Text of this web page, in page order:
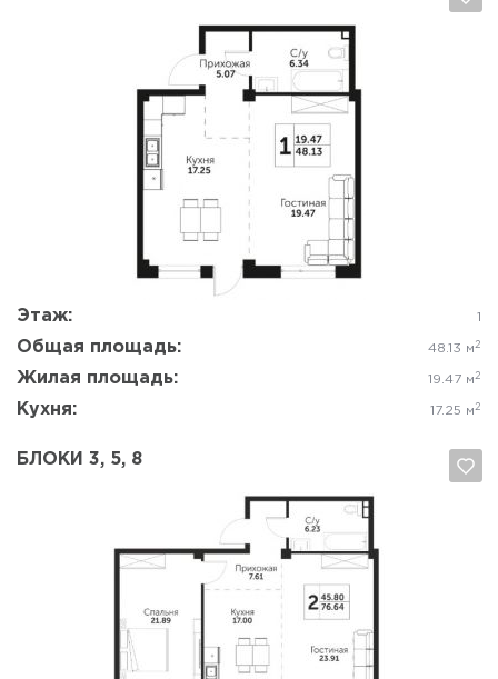
Этаж: 1
Общая площадь: 48.13 м 2
Жилая площадь: 19.47 м 2
Кухня: 17.25 м 2
Да, удалить
БЛОКИ 3, 5, 8
Да, удалить Отмена